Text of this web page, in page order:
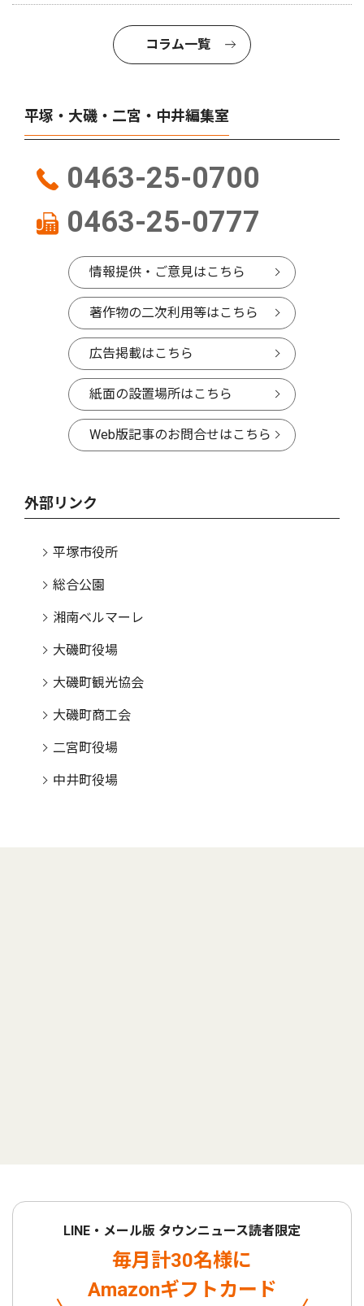
コラム一覧
平塚・大磯・二宮・中井編集室
0463-25-0700
0463-25-0777
情報提供・ご意見はこちら
著作物の二次利用等はこちら
広告掲載はこちら
紙面の設置場所はこちら
Web版記事のお問合せはこちら
外部リンク
平塚市役所
総合公園
湘南ベルマーレ
大磯町役場
大磯町観光協会
大磯町商工会
二宮町役場
中井町役場
LINE・メール版 タウンニュース読者限定
毎月計30名様に
Amazonギフトカード